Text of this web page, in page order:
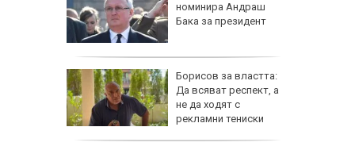
номинира Андраш
Бака за президент
Борисов за властта:
Да всяват респект, а
не да ходят с
рекламни тениски